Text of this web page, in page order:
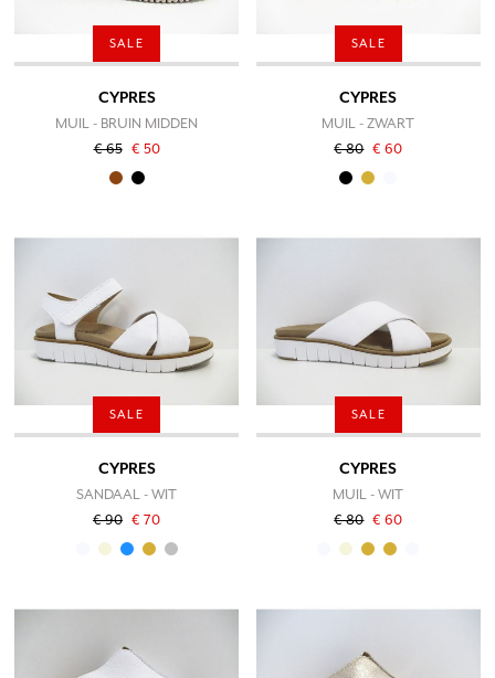
SALE
CYPRES
MUIL - BRUIN MIDDEN
€ 65 € 50
SALE
CYPRES
MUIL - ZWART
€ 80 € 60
SALE
CYPRES
SANDAAL - WIT
€ 90 € 70
SALE
CYPRES
MUIL - WIT
€ 80 € 60